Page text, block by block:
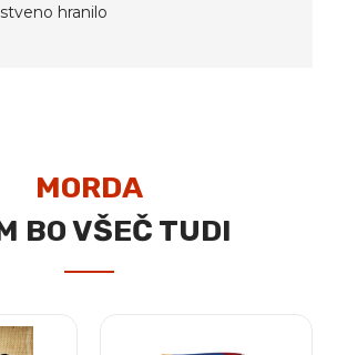
hranilo
MORDA
BO VŠEČ TUDI